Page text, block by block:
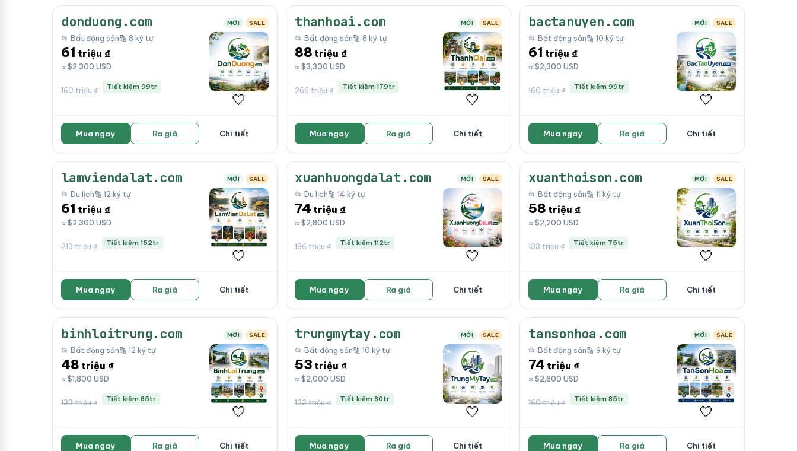
donduong.com MỚI SALE
📂 Bất động sản🔡 8 ký tự
61 triệu ₫
≈ $2,300 USD
160 triệu ₫ Tiết kiệm 99tr
🤍
Mua ngay Ra giá Chi tiết
thanhoai.com MỚI SALE
📂 Bất động sản🔡 8 ký tự
88 triệu ₫
≈ $3,300 USD
266 triệu ₫ Tiết kiệm 179tr
🤍
Mua ngay Ra giá Chi tiết
bactanuyen.com MỚI SALE
📂 Bất động sản🔡 10 ký tự
61 triệu ₫
≈ $2,300 USD
160 triệu ₫ Tiết kiệm 99tr
🤍
Mua ngay Ra giá Chi tiết
lamviendalat.com MỚI SALE
📂 Du lịch🔡 12 ký tự
61 triệu ₫
≈ $2,300 USD
213 triệu ₫ Tiết kiệm 152tr
🤍
Mua ngay Ra giá Chi tiết
xuanhuongdalat.com MỚI SALE
📂 Du lịch🔡 14 ký tự
74 triệu ₫
≈ $2,800 USD
186 triệu ₫ Tiết kiệm 112tr
🤍
Mua ngay Ra giá Chi tiết
xuanthoison.com MỚI SALE
📂 Bất động sản🔡 11 ký tự
58 triệu ₫
≈ $2,200 USD
133 triệu ₫ Tiết kiệm 75tr
🤍
Mua ngay Ra giá Chi tiết
binhloitrung.com MỚI SALE
📂 Bất động sản🔡 12 ký tự
48 triệu ₫
≈ $1,800 USD
133 triệu ₫ Tiết kiệm 85tr
🤍
Mua ngay Ra giá Chi tiết
trungmytay.com MỚI SALE
📂 Bất động sản🔡 10 ký tự
53 triệu ₫
≈ $2,000 USD
133 triệu ₫ Tiết kiệm 80tr
🤍
Mua ngay Ra giá Chi tiết
tansonhoa.com MỚI SALE
📂 Bất động sản🔡 9 ký tự
74 triệu ₫
≈ $2,800 USD
160 triệu ₫ Tiết kiệm 85tr
🤍
Mua ngay Ra giá Chi tiết